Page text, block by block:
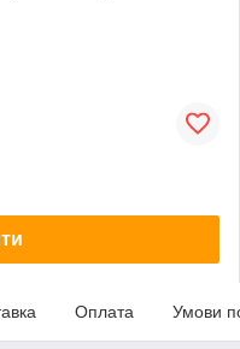
Оплата Умови